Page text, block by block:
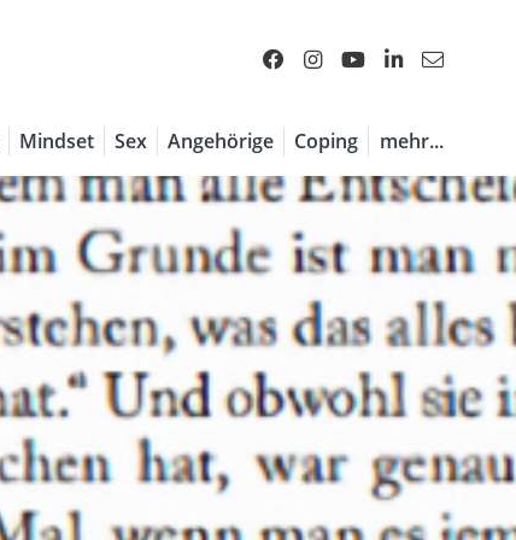
Mindset Sex Angehörige Coping mehr...